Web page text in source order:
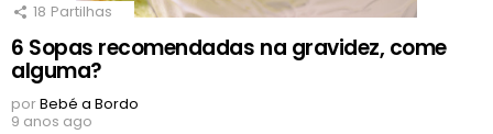
18 Partilhas
6 Sopas recomendadas na gravidez, come
alguma?
porBebé a Bordo
9 anos ago